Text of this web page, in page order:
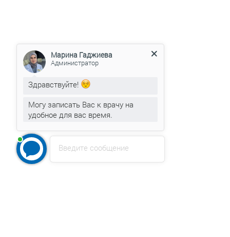
Введите сообщение
Марина Гаджиева
Администратор
Здравствуйте!
Могу записать Вас к врачу на
удобное для вас время.